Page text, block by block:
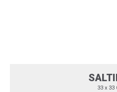
33 x 33